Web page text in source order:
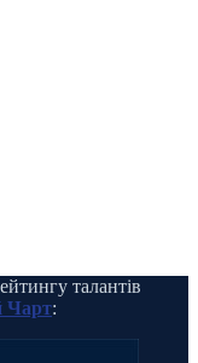
талантів
Чарт: